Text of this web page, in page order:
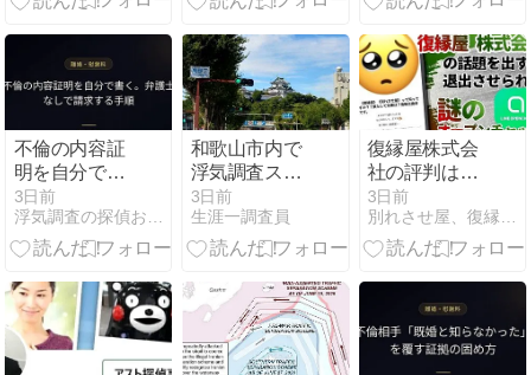
不倫の内容証
明を自分で書
く。弁護士な
しで請求する
手順
3日前
浮気調査の探偵おすすめ19社を比較【2026年最新】
和歌山市内で
浮気調査スペ
シャルプラン
を実施する探
偵・興信所
3日前
生涯一調査員
復縁屋株式会
社の評判はオ
ープンチャッ
トだけで判断
できる？契約
3日前
別れさせ屋、復縁屋ジースタイル怒り心頭ブログ